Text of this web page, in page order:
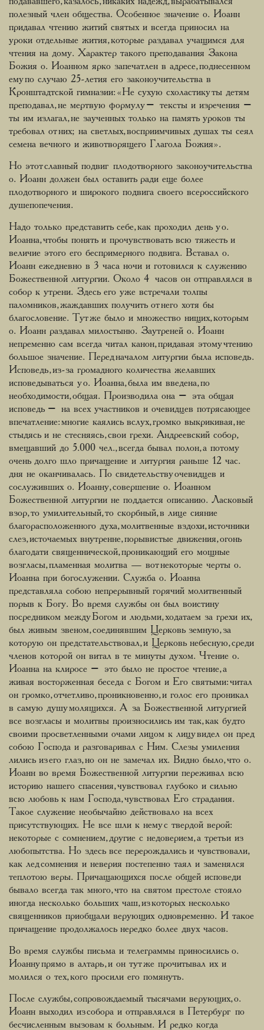
полезный член общества. Особенное значение о. Иоанн
придавал чтению житий святых и всегда приносил на
уроки отдельные жития, которые раздавал учащимся для
чтения на дому. Характер такого преподавания Закона
Божия о. Иоанном ярко запечатлен в адресе, поднесенном
ему по случаю 25-летия его законоучительства в
Кронштадтской гимназии: «Не сухую схоластику ты детям
преподавал, не мертвую формулу – тексты и изречения –
ты им излагал, не заученных только на память уроков ты
требовал от них; на светлых, восприимчивых душах ты сеял
семена вечного и животворящего Глагола Божия».
Но этот славный подвиг плодотворного законоучительства
о. Иоанн должен был оставить ради еще более
плодотворного и широкого подвига своего всероссийского
душепопечения.
Надо только представить себе, как проходил день у о.
Иоанна, чтобы понять и прочувствовать всю тяжесть и
величие этого его беспримерного подвига. Вставал о.
Иоанн ежедневно в 3 часа ночи и готовился к служению
Божественной литургии. Около 4 часов он отправлялся в
собор к утрени. Здесь его уже встречали толпы
паломников, жаждавших получить от него хотя бы
благословение. Тут же было и множество нищих, которым
о. Иоанн раздавал милостыню. Заутреней о. Иоанн
непременно сам всегда читал канон, придавая этому чтению
большое значение. Перед началом литургии была исповедь.
Исповедь, из-за громадного количества желавших
исповедываться у о. Иоанна, была им введена, по
необходимости, общая. Производила она – эта общая
исповедь – на всех участников и очевидцев потрясающее
впечатление: многие каялись вслух, громко выкрикивая, не
стыдясь и не стесняясь, свои грехи. Андреевский собор,
вмещавший до 5.000 чел., всегда бывал полон, а потому
очень долго шло причащение и литургия раньше 12 час.
дня не оканчивалась. По свидетельству очевидцев и
сослуживших о. Иоанну, совершение о. Иоанном
Божественной литургии не поддается описанию. Ласковый
взор, то умилительный, то скорбный, в лице сияние
благорасположенного духа, молитвенные вздохи, источники
слез, источаемых внутренне, порывистые движения, огонь
благодати священнической, проникающий его мощные
возгласы, пламенная молитва — вот некоторые черты о.
Иоанна при богослужении. Служба о. Иоанна
представляла собою непрерывный горячий молитвенный
порыв к Богу. Во время службы он был воистину
посредником между Богом и людьми, ходатаем за грехи их,
был живым звеном, соединявшим Церковь земную, за
которую он предстательствовал, и Церковь небесную, среди
членов которой он витал в те минуты духом. Чтение о.
Иоанна на клиросе – это было не простое чтение, а
живая восторженная беседа с Богом и Его святыми: читал
он громко, отчетливо, проникновенно, и голос его проникал
в самую душу молящихся. А за Божественной литургией
все возгласы и молитвы произносились им так, как будто
своими просветленными очами лицом к лицу видел он пред
собою Господа и разговаривал с Ним. Слезы умиления
лились из его глаз, но он не замечал их. Видно было, что о.
Иоанн во время Божественной литургии переживал всю
историю нашего спасения, чувствовал глубоко и сильно
всю любовь к нам Господа, чувствовал Его страдания.
Такое служение необычайно действовало на всех
присутствующих. Не все шли к нему с твердой верой:
некоторые с сомнением, другие с недоверием, а третьи из
любопытства. Но здесь все перерождались и чувствовали,
как лед сомнения и неверия постепенно таял и заменялся
теплотою веры. Причащающихся после общей исповеди
бывало всегда так много, что на святом престоле стояло
иногда несколько больших чаш, из которых несколько
священников приобщали верующих одновременно. И такое
причащение продолжалось нередко более двух часов.
Во время службы письма и телеграммы приносились о.
Иоанну прямо в алтарь, и он тут же прочитывал их и
молился о тех, кого просили его помянуть.
После службы, сопровождаемый тысячами верующих, о.
Иоанн выходил из собора и отправлялся в Петербург по
бесчисленным вызовам к больным. И редко когда